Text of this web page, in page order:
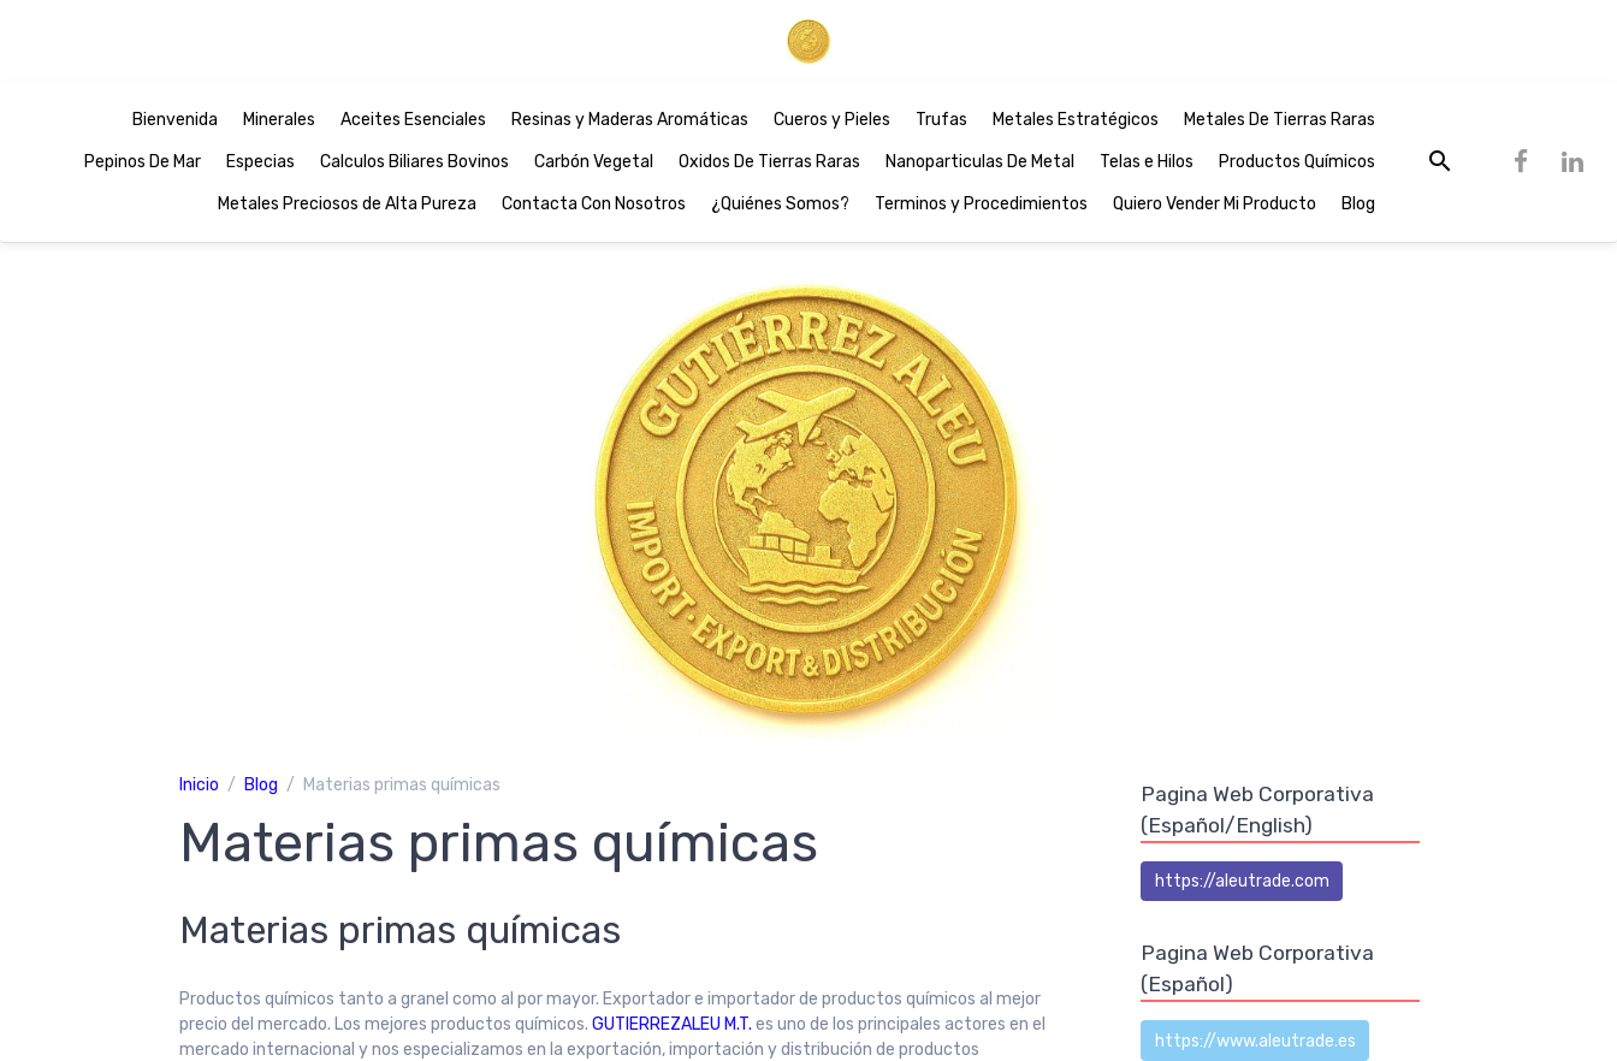
Bienvenida Minerales Aceites Esenciales Resinas y Maderas Aromáticas Cueros y Pieles Trufas Metales Estratégicos Metales De Tierras Raras
Pepinos De Mar Especias Calculos Biliares Bovinos Carbón Vegetal Oxidos De Tierras Raras Nanoparticulas De Metal Telas e Hilos Productos Químicos
Metales Preciosos de Alta Pureza Contacta Con Nosotros ¿Quiénes Somos? Terminos y Procedimientos Quiero Vender Mi Producto Blog
Inicio Blog Materias primas químicas
Materias primas químicas
Materias primas químicas
Productos químicos tanto a granel como al por mayor. Exportador e importador de productos químicos al mejor
precio del mercado. Los mejores productos químicos.GUTIERREZALEU M.T. es uno de los principales actores en el
mercado internacional y nos especializamos en la exportación, importación y distribución de productos
Pagina Web Corporativa
(Español/English)
https://aleutrade.com
Pagina Web Corporativa
(Español)
https://www.aleutrade.es